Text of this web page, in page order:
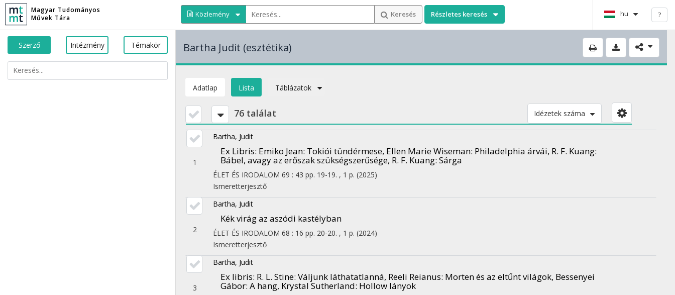
Magyar Tudományos
Művek Tára
Közlemény Keresés Részletes keresés hu ?
Szerző Intézmény Témakör Bartha Judit (esztétika)
Adatlap Lista Táblázatok
76 találat Idézetek száma
1
Bartha, Judit
Ex Libris: Emiko Jean: Tokiói tündérmese, Ellen Marie Wiseman: Philadelphia árvái, R. F. Kuang:
Bábel, avagy az erőszak szükségszerűsége, R. F. Kuang: Sárga
ÉLET ÉS IRODALOM 69 : 43 pp. 19-19. , 1 p. (2025)
Ismeretterjesztő
2
Bartha, Judit
Kék virág az aszódi kastélyban
ÉLET ÉS IRODALOM 68 : 16 pp. 20-20. , 1 p. (2024)
Ismeretterjesztő
3
Bartha, Judit
Ex libris: R. L. Stine: Váljunk láthatatlanná, Reeli Reianus: Morten és az eltűnt világok, Bessenyei
Gábor: A hang, Krystal Sutherland: Hollow lányok